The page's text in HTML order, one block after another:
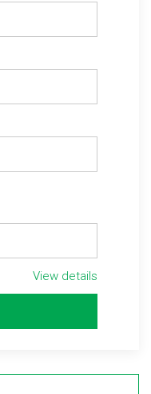
View details